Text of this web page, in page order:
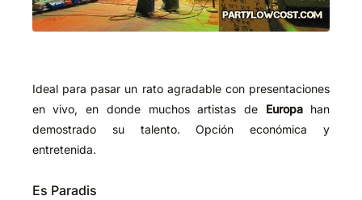
Ideal para pasar un rato agradable con presentaciones
en vivo, en donde muchos artistas de Europahan
demostrado su talento. Opción económica y
entretenida.
Es Paradis